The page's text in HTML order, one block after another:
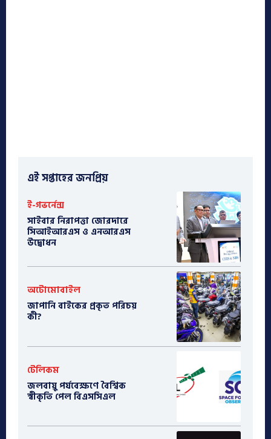
এই সপ্তাহের জনপ্রিয়
ই-গভর্নেন্স
সাইবার নিরাপত্তা জোরদারে
সিআইআরএস ও এনআরএস
উদ্বোধন
অটোমোবাইল
​জাপানি বাইকের প্রকৃত পরিচয়
কী?
টেলিকম
জলবায়ু পর্যবেক্ষণে বৈশ্বিক
স্বীকৃতি পেল বিএসসিএল